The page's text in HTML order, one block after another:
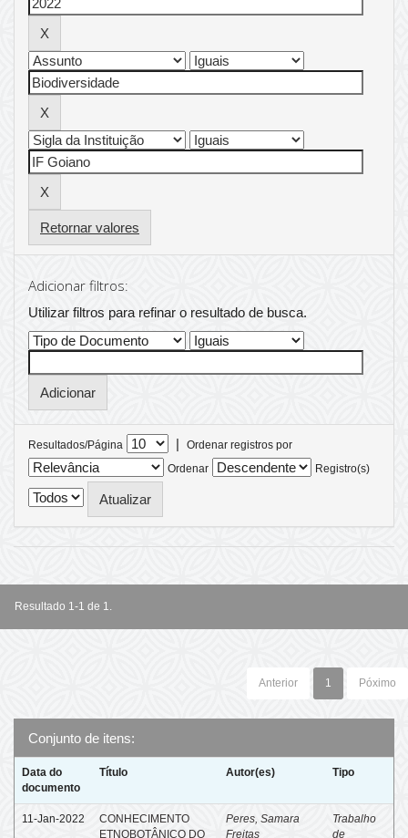
Retornar valores
Adicionar filtros:
Utilizar filtros para refinar o resultado de busca.
Resultados/Página |
Ordenar registros por
Ordenar
Registro(s)
Resultado 1-1 de 1.
Anterior 1 Póximo
Conjunto de itens:
Data do
documento
Título Autor(es) Tipo
11-Jan-2022
CONHECIMENTO
ETNOBOTÂNICO DO
Peres, Samara
Freitas
Trabalho
de